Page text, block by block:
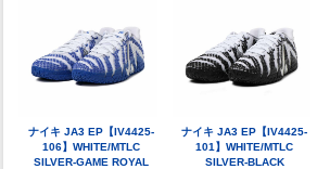
ナイキ JA3 EP【IV4425-
106】WHITE/MTLC
SILVER-GAME ROYAL
ナイキ JA3 EP【IV4425-
101】WHITE/MTLC
SILVER-BLACK